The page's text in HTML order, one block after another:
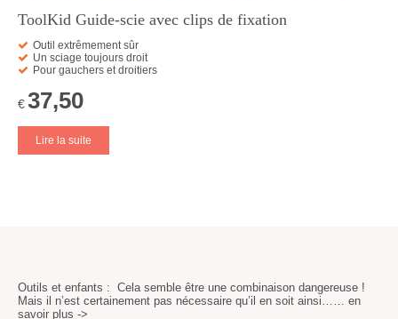
ToolKid Guide-scie avec clips de fixation
Outil extrêmement sûr
Un sciage toujours droit
Pour gauchers et droitiers
€37,50
Lire la suite
Outils et enfants : Cela semble être une combinaison dangereuse !
Mais il n’est certainement pas nécessaire qu’il en soit ainsi…… en
savoir plus ->